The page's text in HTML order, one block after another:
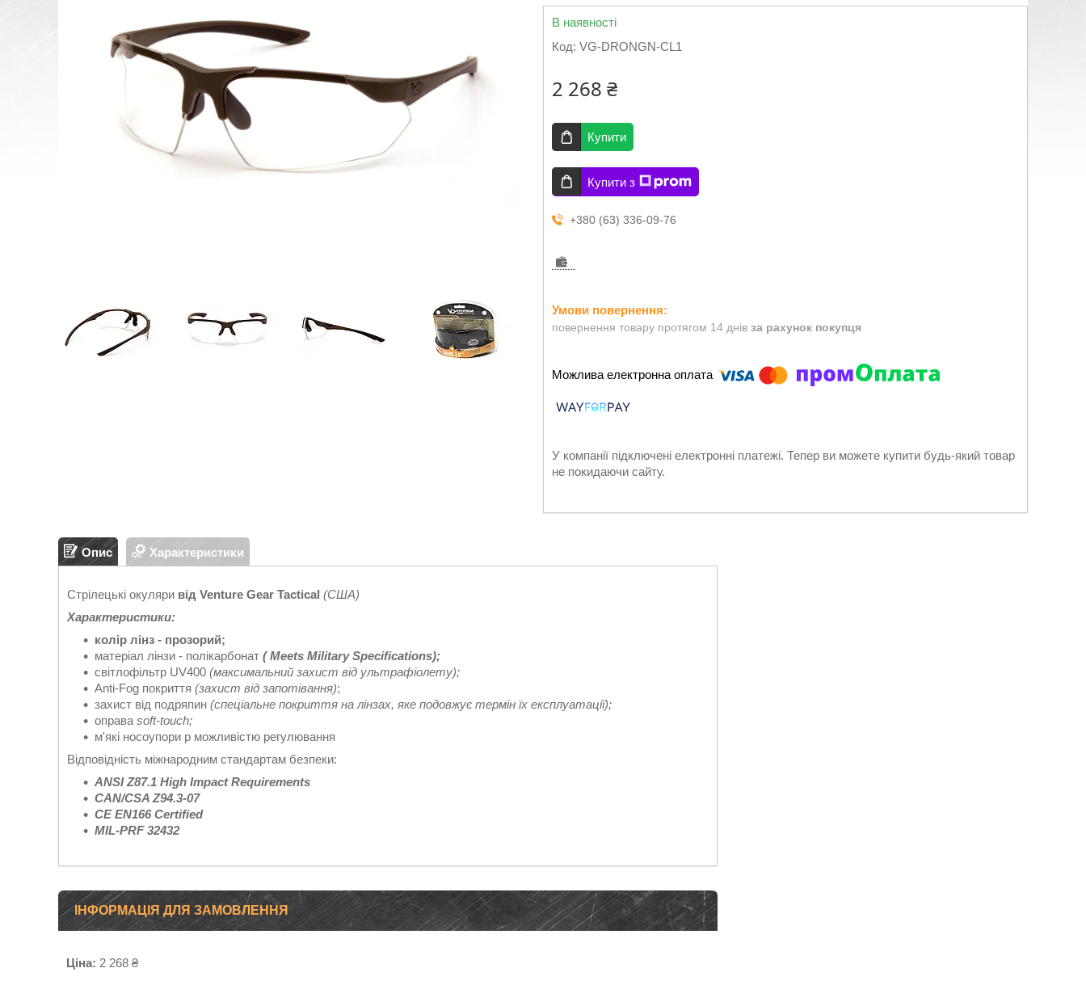
В наявності
Код: VG-DRONGN-CL1
2 268 ₴
Купити
Купити з
+380 (63) 336-09-76
повернення товару протягом 14 днів за рахунок покупця
У компанії підключені електронні платежі. Тепер ви можете купити будь-який товар
не покидаючи сайту.
Опис Характеристики
Стрілецькі окуляри від Venture Gear Tactical (США)
Характеристики:
колір лінз - прозорий;
матеріал лінзи - полікарбонат (Meets Military Specifications);
світлофільтр UV400 (максимальний захист від ультрафіолету);
Anti-Fog покриття (захист від запотівання);
захист від подряпин (спеціальне покриття на лінзах, яке подовжує термін їх експлуатації);
оправа soft-touch;
м'які носоупори p можливістю регулювання
Відповідність міжнародним стандартам безпеки:
ANSI Z87.1 High Impact Requirements
CAN/CSA Z94.3-07
CE EN166 Certified
MIL-PRF 32432
ІНФОРМАЦІЯ ДЛЯ ЗАМОВЛЕННЯ
Ціна: 2 268 ₴